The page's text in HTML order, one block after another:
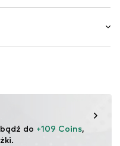
do +109 Coins,